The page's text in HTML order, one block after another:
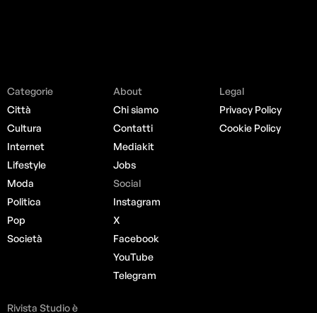
Categorie
Città
Cultura
Internet
Lifestyle
Moda
Politica
Pop
Società
About
Chi siamo
Contatti
Mediakit
Jobs
Social
Instagram
X
Facebook
YouTube
Telegram
Legal
Privacy Policy
Cookie Policy
Rivista Studio è